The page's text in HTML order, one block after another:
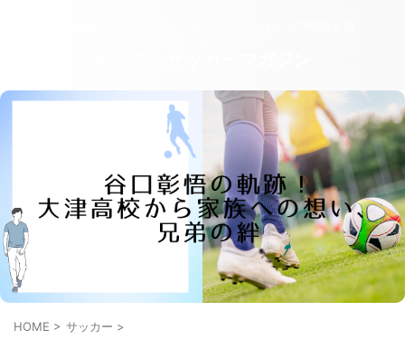
HOME > サッカー >